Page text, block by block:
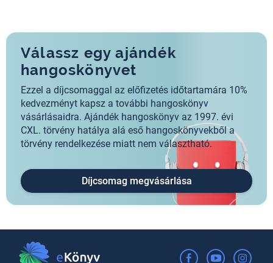
Válassz egy ajándék
hangoskönyvet
Ezzel a díjcsomaggal az előfizetés időtartamára 10%
kedvezményt kapsz a további hangoskönyv
vásárlásaidra. Ajándék hangoskönyv az 1997. évi
CXL. törvény hatálya alá eső hangoskönyvekből a
törvény rendelkezése miatt nem választható.
Díjcsomag megvásárlása